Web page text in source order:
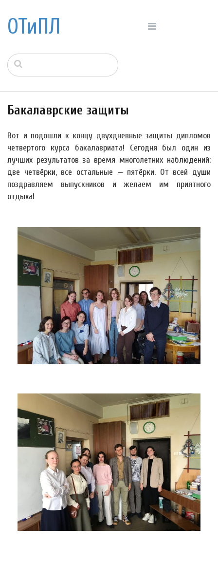
ОТиПЛ
Бакалаврские защиты
Вот и подошли к концу двухдневные защиты дипломов
четвертого курса бакалавриата! Сегодня был один из
лучших результатов за время многолетних наблюдений:
две четвёрки, все остальные — пятёрки. От всей души
поздравляем выпускников и желаем им приятного
отдыха!